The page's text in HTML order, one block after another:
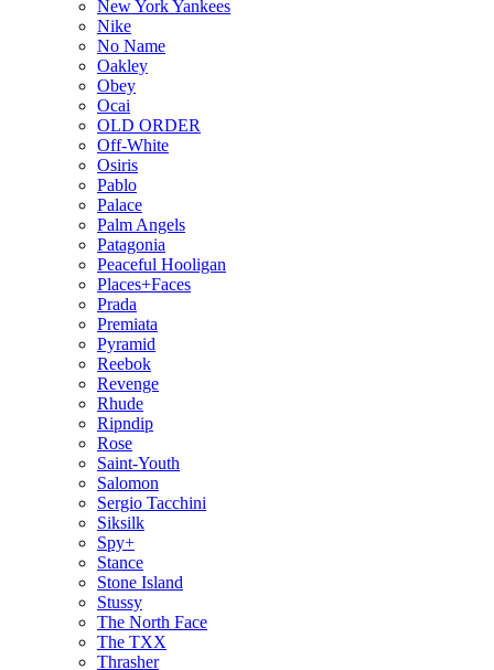
New York Yankees
Nike
No Name
Oakley
Obey
Ocai
OLD ORDER
Off-White
Osiris
Pablo
Palace
Palm Angels
Patagonia
Peaceful Hooligan
Places+Faces
Prada
Premiata
Pyramid
Reebok
Revenge
Rhude
Ripndip
Rose
Saint-Youth
Salomon
Sergio Tacchini
Siksilk
Spy+
Stance
Stone Island
Stussy
The North Face
The TXX
Thrasher